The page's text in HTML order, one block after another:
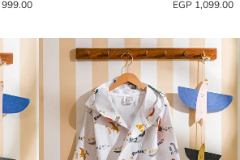
1,099.00 EGP
999.00 EGP